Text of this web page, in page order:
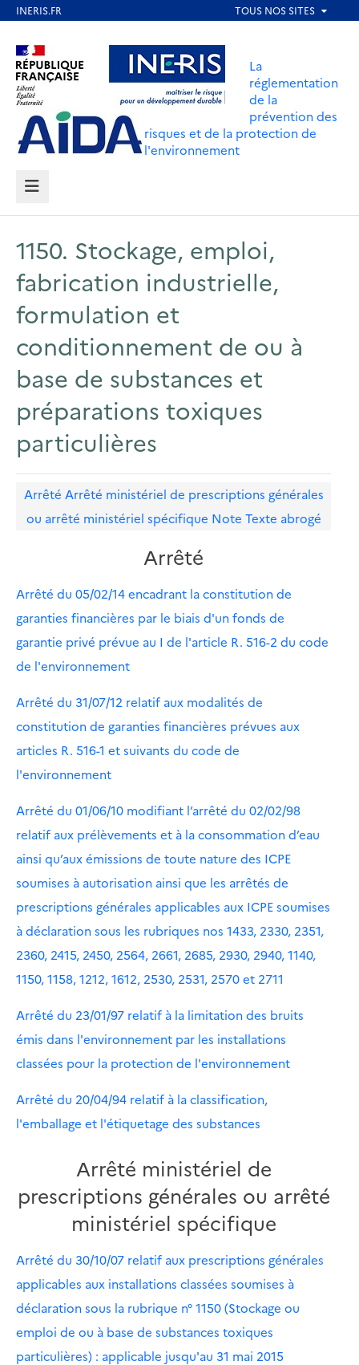
contenu
principal
Aller au contenu Aller au menu
Aller au pied de page
La
réglementation
de la
prévention des
risques et de la protection de
l'environnement
MENU
1150. Stockage, emploi,
fabrication industrielle,
formulation et
conditionnement de ou à
base de substances et
préparations toxiques
particulières
Arrêté Arrêté ministériel de prescriptions générales
ou arrêté ministériel spécifique Note Texte abrogé
Arrêté
Arrêté du 05/02/14 encadrant la constitution de
garanties financières par le biais d'un fonds de
garantie privé prévue au I de l'article R. 516-2 du code
de l'environnement
Arrêté du 31/07/12 relatif aux modalités de
constitution de garanties financières prévues aux
articles R. 516-1 et suivants du code de
l'environnement
Arrêté du 01/06/10 modifiant l’arrêté du 02/02/98
relatif aux prélèvements et à la consommation d’eau
ainsi qu’aux émissions de toute nature des ICPE
soumises à autorisation ainsi que les arrêtés de
prescriptions générales applicables aux ICPE soumises
à déclaration sous les rubriques nos 1433, 2330, 2351,
2360, 2415, 2450, 2564, 2661, 2685, 2930, 2940, 1140,
1150, 1158, 1212, 1612, 2530, 2531, 2570 et 2711
Arrêté du 23/01/97 relatif à la limitation des bruits
émis dans l'environnement par les installations
classées pour la protection de l'environnement
Arrêté du 20/04/94 relatif à la classification,
l'emballage et l'étiquetage des substances
Arrêté ministériel de
prescriptions générales ou arrêté
ministériel spécifique
Arrêté du 30/10/07 relatif aux prescriptions générales
applicables aux installations classées soumises à
déclaration sous la rubrique n° 1150 (Stockage ou
emploi de ou à base de substances toxiques
particulières) : applicable jusqu'au 31 mai 2015